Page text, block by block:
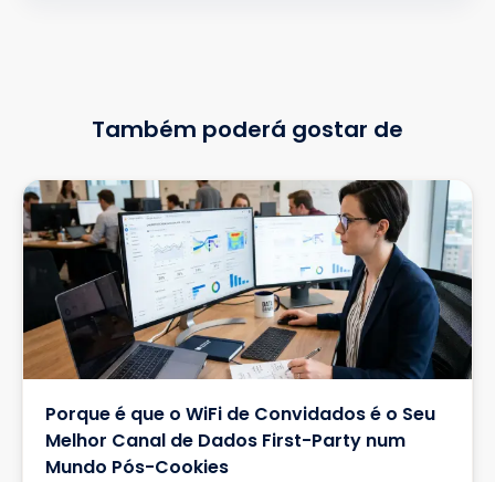
Também poderá gostar de
Porque é que o WiFi de Convidados é o Seu
Melhor Canal de Dados First-Party num
Mundo Pós-Cookies